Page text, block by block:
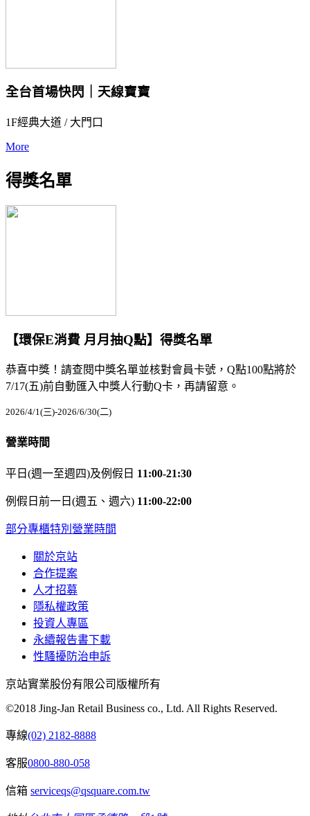
全台首場快閃｜天線寶寶
1F經典大道 / 大門口
More
得獎名單
【環保E消費 月月抽Q點】得獎名單
恭喜中獎！請查閱中獎名單並核對會員卡號，Q點100點將於
7/17(五)前自動匯入中獎人行動Q卡，再請留意。
2026/4/1(三)-2026/6/30(二)
營業時間
平日(週一至週四)及例假日 11:00-21:30
例假日前一日(週五、週六) 11:00-22:00
部分專櫃特別營業時間
關於京站
合作提案
人才招募
隱私權政策
投資人專區
永續報告書下載
性騷擾防治申訴
京站實業股份有限公司版權所有
©2018 Jing-Jan Retail Business co., Ltd. All Rights Reserved.
專線(02) 2182-8888
客服0800-880-058
信箱 serviceqs@qsquare.com.tw